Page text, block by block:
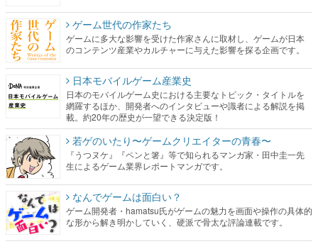
ゲーム世代の作家たち
ゲームに多大な影響を受けた作家さんに取材し、ゲームが日本
のコンテンツ産業やカルチャーに与えた影響を探る企画です。
日本モバイルゲーム産業史
日本のモバイルゲーム史における主要なトピック・タイトルを
網羅するほか、開発者へのインタビューや識者による解説を掲
載。約20年の歴史が一望できる決定版！
若ゲのいたり〜ゲームクリエイターの青春〜
『うつヌケ』『ペンと箸』等で知られるマンガ家・田中圭一先
生によるゲーム業界レポートマンガです。
なんでゲームは面白い？
ゲーム開発者・hamatsu氏がゲームの魅力を画面や操作の具体的
な形から解き明かしていく、硬派で骨太な評論連載です。